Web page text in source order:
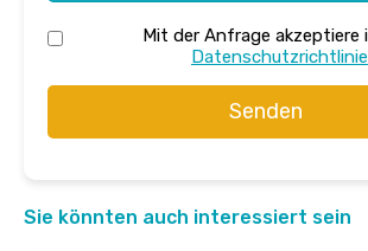
Mit der Anfrage akzeptiere
Datenschutzrichtlinie
Senden
Sie könnten auch interessiert sein